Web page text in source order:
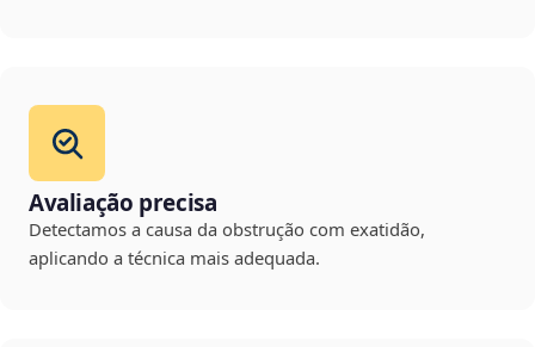
Avaliação precisa
Detectamos a causa da obstrução com exatidão,
aplicando a técnica mais adequada.